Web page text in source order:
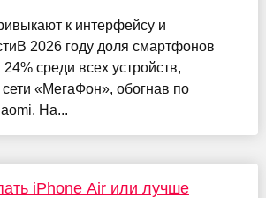
к интерфейсу и
2026 году доля смартфонов
среди всех устройств,
«МегаФон», обогнав по
На...
iPhone Air или лучше